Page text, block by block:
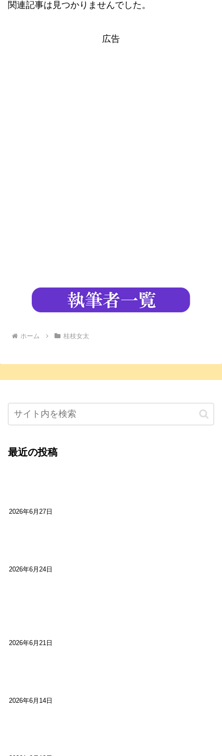
関連記事は見つかりませんでした。
広告
ホーム 桂枝女太
最近の投稿
2026年6月27日
2026年6月24日
2026年6月21日
2026年6月14日